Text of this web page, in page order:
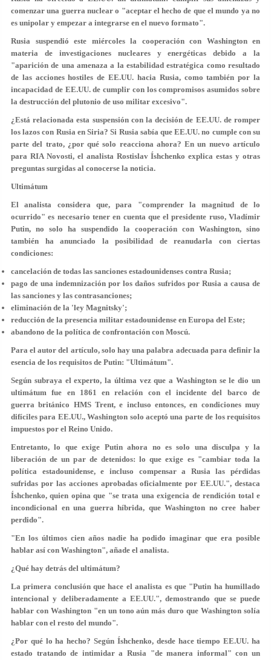
comenzar una guerra nuclear o "aceptar el hecho de que el mundo ya no
es unipolar y empezar a integrarse en el nuevo formato".
Rusia suspendió este miércoles la cooperación con Washington en
materia de investigaciones nucleares y energéticas debido a la
"aparición de una amenaza a la estabilidad estratégica como resultado
de las acciones hostiles de EE.UU. hacia Rusia, como también por la
incapacidad de EE.UU. de cumplir con los compromisos asumidos sobre
la destrucción del plutonio de uso militar excesivo".
¿Está relacionada esta suspensión con la decisión de EE.UU. de romper
los lazos con Rusia en Siria? Si Rusia sabía que EE.UU. no cumple con su
parte del trato, ¿por qué solo reacciona ahora? En un nuevo artículo
para RIA Novosti, el analista Rostislav Íshchenko explica estas y otras
preguntas surgidas al conocerse la noticia.
Ultimátum
El analista considera que, para "comprender la magnitud de lo
ocurrido" es necesario tener en cuenta que el presidente ruso, Vladímir
Putin, no solo ha suspendido la cooperación con Washington, sino
también ha anunciado la posibilidad de reanudarla con ciertas
condiciones:
cancelación de todas las sanciones estadounidenses contra Rusia;
pago de una indemnización por los daños sufridos por Rusia a causa de
las sanciones y las contrasanciones;
eliminación de la 'ley Magnitsky';
reducción de la presencia militar estadounidense en Europa del Este;
abandono de la política de confrontación con Moscú.
Para el autor del artículo, solo hay una palabra adecuada para definir la
esencia de los requisitos de Putin: "Ultimátum".
Según subraya el experto, la última vez que a Washington se le dio un
ultimátum fue en 1861 en relación con el incidente del barco de
guerra británico HMS Trent, e incluso entonces, en condiciones muy
difíciles para EE.UU., Washington solo aceptó una parte de los requisitos
impuestos por el Reino Unido.
Entretanto, lo que exige Putin ahora no es solo una disculpa y la
liberación de un par de detenidos: lo que exige es "cambiar toda la
política estadounidense, e incluso compensar a Rusia las pérdidas
sufridas por las acciones aprobadas oficialmente por EE.UU.", destaca
Íshchenko, quien opina que "se trata una exigencia de rendición total e
incondicional en una guerra híbrida, que Washington no cree haber
perdido".
"En los últimos cien años nadie ha podido imaginar que era posible
hablar así con Washington", añade el analista.
¿Qué hay detrás del ultimátum?
La primera conclusión que hace el analista es que "Putin ha humillado
intencional y deliberadamente a EE.UU.", demostrando que se puede
hablar con Washington "en un tono aún más duro que Washington solía
hablar con el resto del mundo".
¿Por qué lo ha hecho? Según Íshchenko, desde hace tiempo EE.UU. ha
estado tratando de intimidar a Rusia "de manera informal" con un